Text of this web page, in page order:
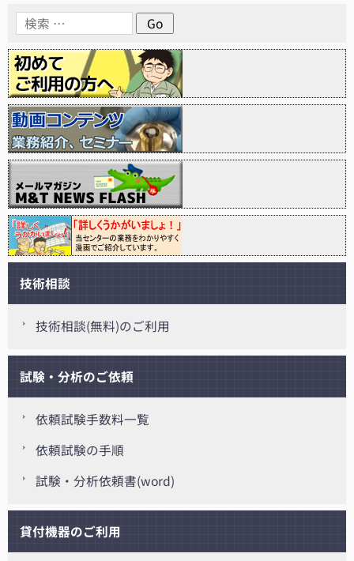
技術相談
技術相談(無料)のご利用
試験・分析のご依頼
依頼試験手数料一覧
依頼試験の手順
試験・分析依頼書(word)
貸付機器のご利用